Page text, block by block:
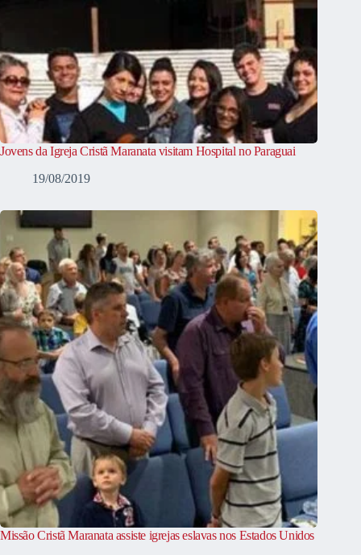
Jovens da Igreja Cristã Maranata visitam Hospital no Paraguai
19/08/2019
Missão Cristã Maranata assiste igrejas eslavas nos Estados Unidos